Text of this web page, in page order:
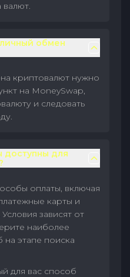
обмен
криптовалют нужно
на MoneySwap,
и следовать
доступны для
оплаты, включая
карты и
зависят от
наиболее
этапе поиска
для вас способ